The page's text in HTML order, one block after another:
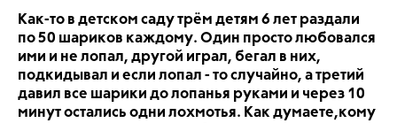
Как-то в детском саду трём детям 6 лет раздали
по 50 шариков каждому. Один просто любовался
ими и не лопал, другой играл, бегал в них,
подкидывал и если лопал - то случайно, а третий
давил все шарики до лопанья руками и через 10
минут остались одни лохмотья. Как думаете,кому